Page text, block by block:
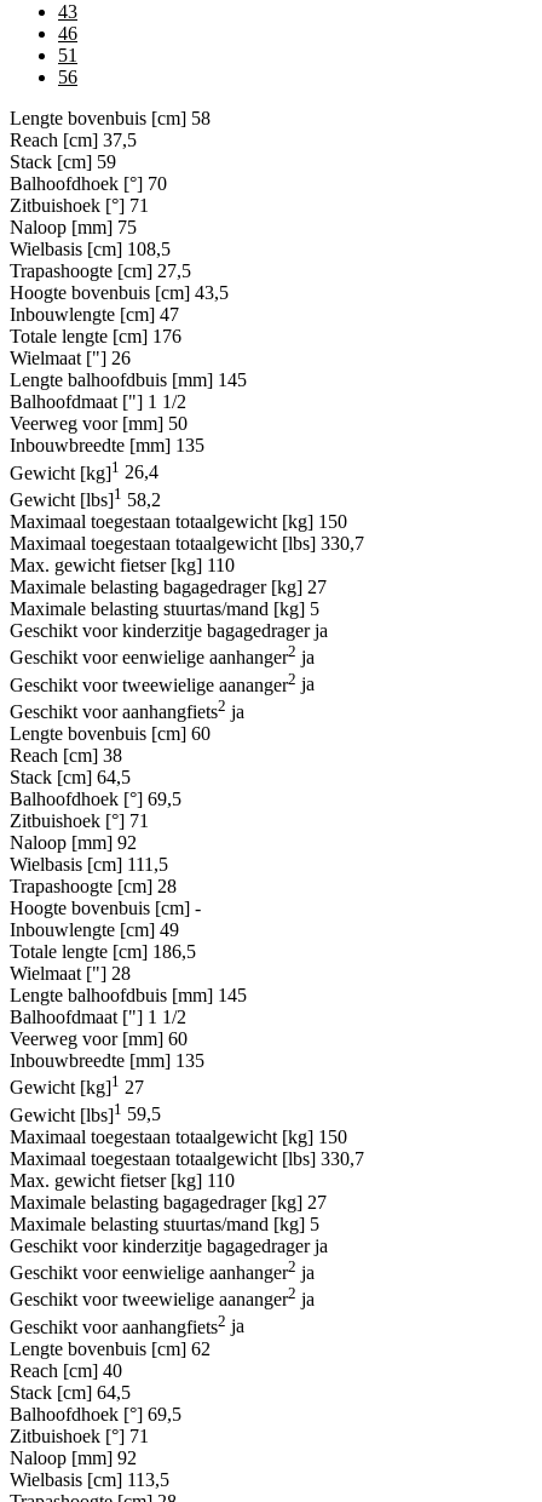
43
46
51
56
Lengte bovenbuis [cm] 58
Reach [cm] 37,5
Stack [cm] 59
Balhoofdhoek [°] 70
Zitbuishoek [°] 71
Naloop [mm] 75
Wielbasis [cm] 108,5
Trapashoogte [cm] 27,5
Hoogte bovenbuis [cm] 43,5
Inbouwlengte [cm] 47
Totale lengte [cm] 176
Wielmaat ["] 26
Lengte balhoofdbuis [mm] 145
Balhoofdmaat ["] 1 1/2
Veerweg voor [mm] 50
Inbouwbreedte [mm] 135
Gewicht [kg]1 26,4
Gewicht [lbs]1 58,2
Maximaal toegestaan totaalgewicht [kg] 150
Maximaal toegestaan totaalgewicht [lbs] 330,7
Max. gewicht fietser [kg] 110
Maximale belasting bagagedrager [kg] 27
Maximale belasting stuurtas/mand [kg] 5
Geschikt voor kinderzitje bagagedrager ja
Geschikt voor eenwielige aanhanger2 ja
Geschikt voor tweewielige aananger2 ja
Geschikt voor aanhangfiets2 ja
Lengte bovenbuis [cm] 60
Reach [cm] 38
Stack [cm] 64,5
Balhoofdhoek [°] 69,5
Zitbuishoek [°] 71
Naloop [mm] 92
Wielbasis [cm] 111,5
Trapashoogte [cm] 28
Hoogte bovenbuis [cm] -
Inbouwlengte [cm] 49
Totale lengte [cm] 186,5
Wielmaat ["] 28
Lengte balhoofdbuis [mm] 145
Balhoofdmaat ["] 1 1/2
Veerweg voor [mm] 60
Inbouwbreedte [mm] 135
Gewicht [kg]1 27
Gewicht [lbs]1 59,5
Maximaal toegestaan totaalgewicht [kg] 150
Maximaal toegestaan totaalgewicht [lbs] 330,7
Max. gewicht fietser [kg] 110
Maximale belasting bagagedrager [kg] 27
Maximale belasting stuurtas/mand [kg] 5
Geschikt voor kinderzitje bagagedrager ja
Geschikt voor eenwielige aanhanger2 ja
Geschikt voor tweewielige aananger2 ja
Geschikt voor aanhangfiets2 ja
Lengte bovenbuis [cm] 62
Reach [cm] 40
Stack [cm] 64,5
Balhoofdhoek [°] 69,5
Zitbuishoek [°] 71
Naloop [mm] 92
Wielbasis [cm] 113,5